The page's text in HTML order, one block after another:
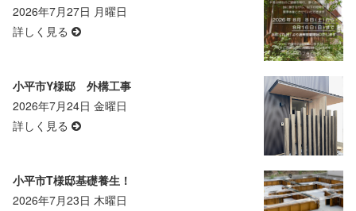
2026年7月27日 月曜日
詳しく見る
小平市Y様邸 外構工事
2026年7月24日 金曜日
詳しく見る
小平市T様邸基礎養生！
2026年7月23日 木曜日